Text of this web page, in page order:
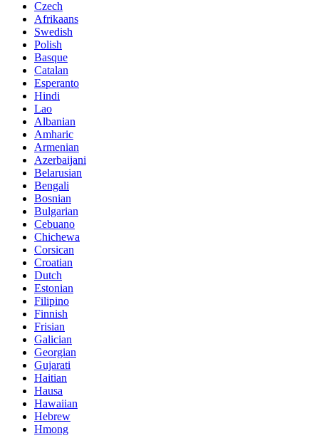
Czech
Afrikaans
Swedish
Polish
Basque
Catalan
Esperanto
Hindi
Lao
Albanian
Amharic
Armenian
Azerbaijani
Belarusian
Bengali
Bosnian
Bulgarian
Cebuano
Chichewa
Corsican
Croatian
Dutch
Estonian
Filipino
Finnish
Frisian
Galician
Georgian
Gujarati
Haitian
Hausa
Hawaiian
Hebrew
Hmong